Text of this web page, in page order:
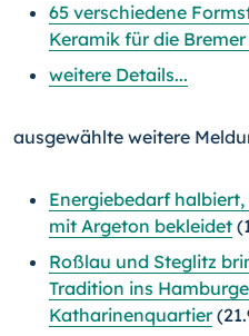
65 verschiedene
Keramik für die
weitere Details...
ausgewählte weitere
Energiebedarf
mit Argeton bekleidet
Roßlau und Steglitz
Tradition ins
Katharinenquartier